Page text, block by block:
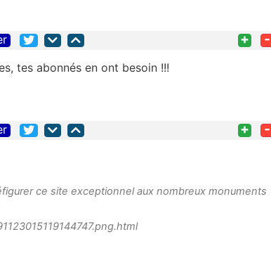
+ -
tes abonnés en ont besoin !!!
+ -
ce site exceptionnel aux nombreux monuments